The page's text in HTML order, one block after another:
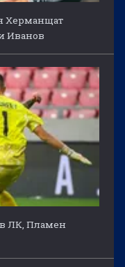
Херманщат
Иванов
ЛК, Пламен